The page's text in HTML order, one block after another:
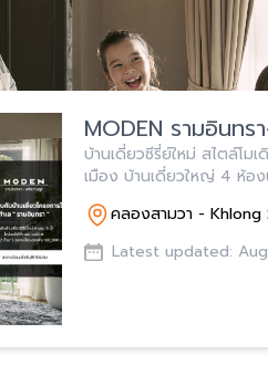
MODEN รามอินทร
บ้านเดี่ยวซีรี่ย์ใหม่ สไตล์โม
เมือง บ้านเดี่ยวใหญ่ 4 ห้อ
ศักยภาพ “ รามอินทรา ” ใ
คลองสามวา - Khlong
Latest updated: